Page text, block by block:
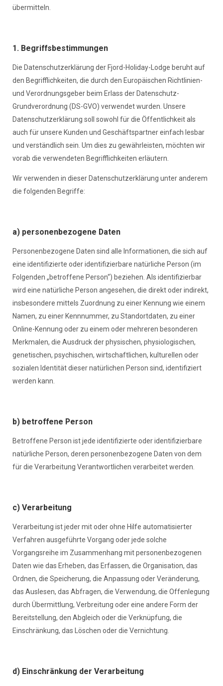
übermitteln.
1. Begriffsbestimmungen
Die Datenschutzerklärung der Fjord-Holiday-Lodge beruht auf
den Begrifflichkeiten, die durch den Europäischen Richtlinien-
und Verordnungsgeber beim Erlass der Datenschutz-
Grundverordnung (DS-GVO) verwendet wurden. Unsere
Datenschutzerklärung soll sowohl für die Öffentlichkeit als
auch für unsere Kunden und Geschäftspartner einfach lesbar
und verständlich sein. Um dies zu gewährleisten, möchten wir
vorab die verwendeten Begrifflichkeiten erläutern.
Wir verwenden in dieser Datenschutzerklärung unter anderem
die folgenden Begriffe:
a) personenbezogene Daten
Personenbezogene Daten sind alle Informationen, die sich auf
eine identifizierte oder identifizierbare natürliche Person (im
Folgenden „betroffene Person“) beziehen. Als identifizierbar
wird eine natürliche Person angesehen, die direkt oder indirekt,
insbesondere mittels Zuordnung zu einer Kennung wie einem
Namen, zu einer Kennnummer, zu Standortdaten, zu einer
Online-Kennung oder zu einem oder mehreren besonderen
Merkmalen, die Ausdruck der physischen, physiologischen,
genetischen, psychischen, wirtschaftlichen, kulturellen oder
sozialen Identität dieser natürlichen Person sind, identifiziert
werden kann.
b) betroffene Person
Betroffene Person ist jede identifizierte oder identifizierbare
natürliche Person, deren personenbezogene Daten von dem
für die Verarbeitung Verantwortlichen verarbeitet werden.
c) Verarbeitung
Verarbeitung ist jeder mit oder ohne Hilfe automatisierter
Verfahren ausgeführte Vorgang oder jede solche
Vorgangsreihe im Zusammenhang mit personenbezogenen
Daten wie das Erheben, das Erfassen, die Organisation, das
Ordnen, die Speicherung, die Anpassung oder Veränderung,
das Auslesen, das Abfragen, die Verwendung, die Offenlegung
durch Übermittlung, Verbreitung oder eine andere Form der
Bereitstellung, den Abgleich oder die Verknüpfung, die
Einschränkung, das Löschen oder die Vernichtung.
d) Einschränkung der Verarbeitung